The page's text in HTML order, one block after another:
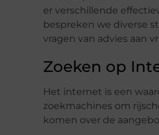
er verschillende
bespreken we diverse
vragen van advies aan
Zoeken op
Het internet is een
zoekmachines om
komen over de